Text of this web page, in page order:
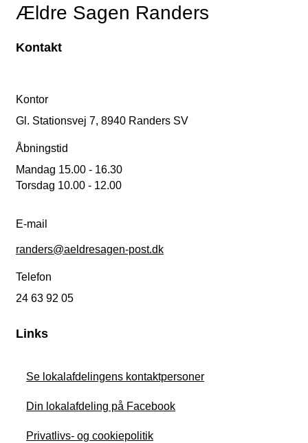
Ældre Sagen Randers
Kontakt
Kontor
Gl. Stationsvej 7, 8940 Randers SV
Åbningstid
Mandag 15.00 - 16.30
Torsdag 10.00 - 12.00
E-mail
randers@aeldresagen-post.dk
Telefon
24 63 92 05
Links
Se lokalafdelingens kontaktpersoner
Din lokalafdeling på Facebook
Privatlivs- og cookiepolitik